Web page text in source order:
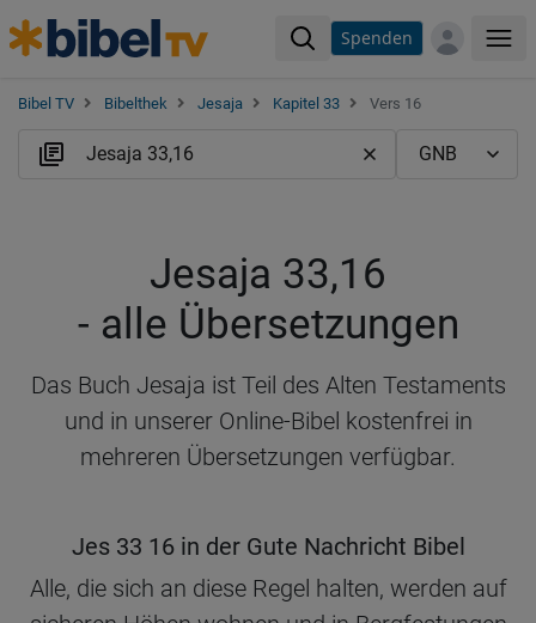
Spenden
Bibel TV Bibelthek Jesaja Kapitel 33 Vers 16
Jesaja 33,16
- alle Übersetzungen
Das Buch Jesaja ist Teil des Alten Testaments
und in unserer Online-Bibel kostenfrei in
mehreren Übersetzungen verfügbar.
Jes 33 16 in der Gute Nachricht Bibel
Alle, die sich an diese Regel halten, werden auf